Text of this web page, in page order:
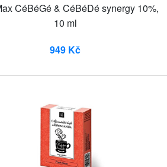
CéBéGé & CéBéDé synergy 10%,
10 ml
949 Kč